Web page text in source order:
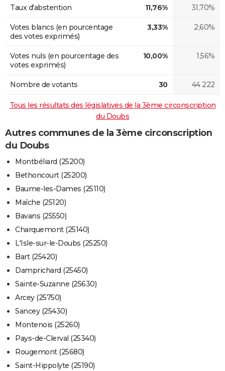
Taux d'abstention 11,76% 31,70%
Votes blancs (en pourcentage
des votes exprimés)
3,33% 2,60%
Votes nuls (en pourcentage des
votes exprimés)
10,00% 1,56%
Nombre de votants 30 44 222
Tous les résultats des législatives de la 3ème circonscription
du Doubs
Autres communes de la 3ème circonscription
du Doubs
Montbéliard (25200)
Bethoncourt (25200)
Baume-les-Dames (25110)
Maîche (25120)
Bavans (25550)
Charquemont (25140)
L'Isle-sur-le-Doubs (25250)
Bart (25420)
Damprichard (25450)
Sainte-Suzanne (25630)
Arcey (25750)
Sancey (25430)
Montenois (25260)
Pays-de-Clerval (25340)
Rougemont (25680)
Saint-Hippolyte (25190)